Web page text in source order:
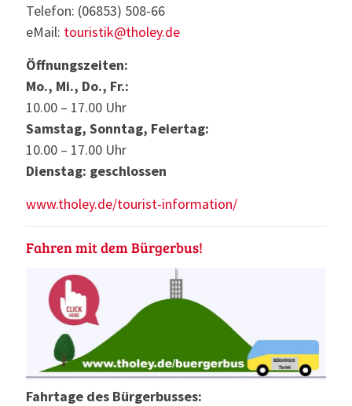
Telefon: (06853) 508-66
eMail: touristik@tholey.de
Öffnungszeiten:
Mo., Mi., Do., Fr.:
10.00 – 17.00 Uhr
Samstag, Sonntag, Feiertag:
10.00 – 17.00 Uhr
Dienstag: geschlossen
www.tholey.de/tourist-information/
Fahren mit dem Bürgerbus!
Fahrtage des Bürgerbusses: